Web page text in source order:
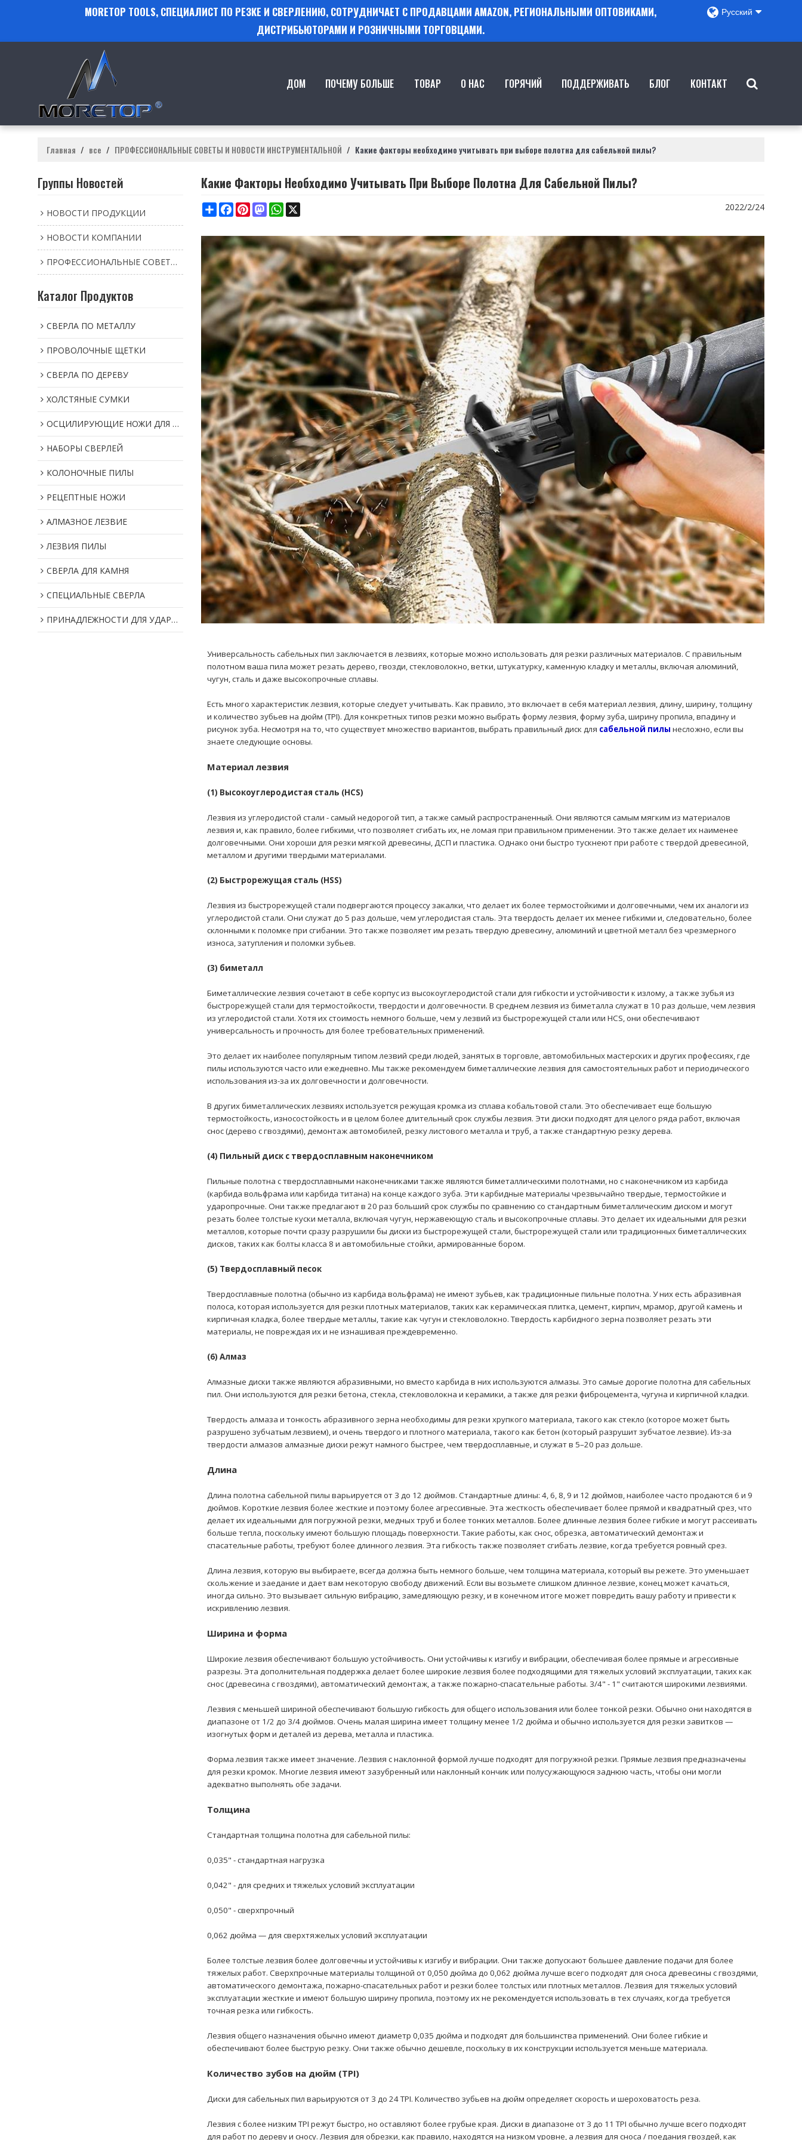
MORETOP TOOLS, СПЕЦИАЛИСТ ПО РЕЗКЕ И СВЕРЛЕНИЮ, СОТРУДНИЧАЕТ С ПРОДАВЦАМИ AMAZON, РЕГИОНАЛЬНЫМИ ОПТОВИКАМИ,
ДИСТРИБЬЮТОРАМИ И РОЗНИЧНЫМИ ТОРГОВЦАМИ.
Русский
ДОМ ПОЧЕМУ БОЛЬШЕ ТОВАР О НАС ГОРЯЧИЙ ПОДДЕРЖИВАТЬ БЛОГ КОНТАКТ
Главная / все / ПРОФЕССИОНАЛЬНЫЕ СОВЕТЫ И НОВОСТИ ИНСТРУМЕНТАЛЬНОЙ / Какие факторы необходимо учитывать при выборе полотна для сабельной пилы?
Группы Новостей
НОВОСТИ ПРОДУКЦИИ
НОВОСТИ КОМПАНИИ
ПРОФЕССИОНАЛЬНЫЕ СОВЕТЫ И НОВОСТИ ИНСТРУМЕНТАЛЬНОЙ
Каталог Продуктов
СВЕРЛА ПО МЕТАЛЛУ
ПРОВОЛОЧНЫЕ ЩЕТКИ
СВЕРЛА ПО ДЕРЕВУ
ХОЛСТЯНЫЕ СУМКИ
ОСЦИЛИРУЮЩИЕ НОЖИ ДЛЯ МУЛЬТИИНСТРУМЕНТОВ
НАБОРЫ СВЕРЛЕЙ
КОЛОНОЧНЫЕ ПИЛЫ
РЕЦЕПТНЫЕ НОЖИ
АЛМАЗНОЕ ЛЕЗВИЕ
ЛЕЗВИЯ ПИЛЫ
СВЕРЛА ДЛЯ КАМНЯ
СПЕЦИАЛЬНЫЕ СВЕРЛА
ПРИНАДЛЕЖНОСТИ ДЛЯ УДАРНОГО ИНСТРУМЕНТА
Какие Факторы Необходимо Учитывать При Выборе Полотна Для Сабельной Пилы?
ShareFacebook
PinterestMastodonWhatsApp
X 2022/2/24
Универсальность сабельных пил заключается в лезвиях, которые можно использовать для резки различных материалов. С правильным
полотном ваша пила может резать дерево, гвозди, стекловолокно, ветки, штукатурку, каменную кладку и металлы, включая алюминий,
чугун, сталь и даже высокопрочные сплавы.
Есть много характеристик лезвия, которые следует учитывать. Как правило, это включает в себя материал лезвия, длину, ширину, толщину
и количество зубьев на дюйм (TPI). Для конкретных типов резки можно выбрать форму лезвия, форму зуба, ширину пропила, впадину и
рисунок зуба. Несмотря на то, что существует множество вариантов, выбрать правильный диск для сабельной пилы несложно, если вы
знаете следующие основы.
Материал лезвия
(1) Высокоуглеродистая сталь (HCS)
Лезвия из углеродистой стали - самый недорогой тип, а также самый распространенный. Они являются самым мягким из материалов
лезвия и, как правило, более гибкими, что позволяет сгибать их, не ломая при правильном применении. Это также делает их наименее
долговечными. Они хороши для резки мягкой древесины, ДСП и пластика. Однако они быстро тускнеют при работе с твердой древесиной,
металлом и другими твердыми материалами.
(2) Быстрорежущая сталь (HSS)
Лезвия из быстрорежущей стали подвергаются процессу закалки, что делает их более термостойкими и долговечными, чем их аналоги из
углеродистой стали. Они служат до 5 раз дольше, чем углеродистая сталь. Эта твердость делает их менее гибкими и, следовательно, более
склонными к поломке при сгибании. Это также позволяет им резать твердую древесину, алюминий и цветной металл без чрезмерного
износа, затупления и поломки зубьев.
(3) биметалл
Биметаллические лезвия сочетают в себе корпус из высокоуглеродистой стали для гибкости и устойчивости к излому, а также зубья из
быстрорежущей стали для термостойкости, твердости и долговечности. В среднем лезвия из биметалла служат в 10 раз дольше, чем лезвия
из углеродистой стали. Хотя их стоимость немного больше, чем у лезвий из быстрорежущей стали или HCS, они обеспечивают
универсальность и прочность для более требовательных применений.
Это делает их наиболее популярным типом лезвий среди людей, занятых в торговле, автомобильных мастерских и других профессиях, где
пилы используются часто или ежедневно. Мы также рекомендуем биметаллические лезвия для самостоятельных работ и периодического
использования из-за их долговечности и долговечности.
В других биметаллических лезвиях используется режущая кромка из сплава кобальтовой стали. Это обеспечивает еще большую
термостойкость, износостойкость и в целом более длительный срок службы лезвия. Эти диски подходят для целого ряда работ, включая
снос (дерево с гвоздями), демонтаж автомобилей, резку листового металла и труб, а также стандартную резку дерева.
(4) Пильный диск с твердосплавным наконечником
Пильные полотна с твердосплавными наконечниками также являются биметаллическими полотнами, но с наконечником из карбида
(карбида вольфрама или карбида титана) на конце каждого зуба. Эти карбидные материалы чрезвычайно твердые, термостойкие и
ударопрочные. Они также предлагают в 20 раз больший срок службы по сравнению со стандартным биметаллическим диском и могут
резать более толстые куски металла, включая чугун, нержавеющую сталь и высокопрочные сплавы. Это делает их идеальными для резки
металлов, которые почти сразу разрушили бы диски из быстрорежущей стали, быстрорежущей стали или традиционных биметаллических
дисков, таких как болты класса 8 и автомобильные стойки, армированные бором.
(5) Твердосплавный песок
Твердосплавные полотна (обычно из карбида вольфрама) не имеют зубьев, как традиционные пильные полотна. У них есть абразивная
полоса, которая используется для резки плотных материалов, таких как керамическая плитка, цемент, кирпич, мрамор, другой камень и
кирпичная кладка, более твердые металлы, такие как чугун и стекловолокно. Твердость карбидного зерна позволяет резать эти
материалы, не повреждая их и не изнашивая преждевременно.
(6) Алмаз
Алмазные диски также являются абразивными, но вместо карбида в них используются алмазы. Это самые дорогие полотна для сабельных
пил. Они используются для резки бетона, стекла, стекловолокна и керамики, а также для резки фиброцемента, чугуна и кирпичной кладки.
Твердость алмаза и тонкость абразивного зерна необходимы для резки хрупкого материала, такого как стекло (которое может быть
разрушено зубчатым лезвием), и очень твердого и плотного материала, такого как бетон (который разрушит зубчатое лезвие). Из-за
твердости алмазов алмазные диски режут намного быстрее, чем твердосплавные, и служат в 5–20 раз дольше.
Длина
Длина полотна сабельной пилы варьируется от 3 до 12 дюймов. Стандартные длины: 4, 6, 8, 9 и 12 дюймов, наиболее часто продаются 6 и 9
дюймов. Короткие лезвия более жесткие и поэтому более агрессивные. Эта жесткость обеспечивает более прямой и квадратный срез, что
делает их идеальными для погружной резки, медных труб и более тонких металлов. Более длинные лезвия более гибкие и могут рассеивать
больше тепла, поскольку имеют большую площадь поверхности. Такие работы, как снос, обрезка, автоматический демонтаж и
спасательные работы, требуют более длинного лезвия. Эта гибкость также позволяет сгибать лезвие, когда требуется ровный срез.
Длина лезвия, которую вы выбираете, всегда должна быть немного больше, чем толщина материала, который вы режете. Это уменьшает
скольжение и заедание и дает вам некоторую свободу движений. Если вы возьмете слишком длинное лезвие, конец может качаться,
иногда сильно. Это вызывает сильную вибрацию, замедляющую резку, и в конечном итоге может повредить вашу работу и привести к
искривлению лезвия.
Ширина и форма
Широкие лезвия обеспечивают большую устойчивость. Они устойчивы к изгибу и вибрации, обеспечивая более прямые и агрессивные
разрезы. Эта дополнительная поддержка делает более широкие лезвия более подходящими для тяжелых условий эксплуатации, таких как
снос (древесина с гвоздями), автоматический демонтаж, а также пожарно-спасательные работы. 3/4" - 1" считаются широкими лезвиями.
Лезвия с меньшей шириной обеспечивают большую гибкость для общего использования или более тонкой резки. Обычно они находятся в
диапазоне от 1/2 до 3/4 дюймов. Очень малая ширина имеет толщину менее 1/2 дюйма и обычно используется для резки завитков —
изогнутых форм и деталей из дерева, металла и пластика.
Форма лезвия также имеет значение. Лезвия с наклонной формой лучше подходят для погружной резки. Прямые лезвия предназначены
для резки кромок. Многие лезвия имеют зазубренный или наклонный кончик или полусужающуюся заднюю часть, чтобы они могли
адекватно выполнять обе задачи.
Толщина
Стандартная толщина полотна для сабельной пилы:
0,035" - стандартная нагрузка
0,042" - для средних и тяжелых условий эксплуатации
0,050" - сверхпрочный
0,062 дюйма — для сверхтяжелых условий эксплуатации
Более толстые лезвия более долговечны и устойчивы к изгибу и вибрации. Они также допускают большее давление подачи для более
тяжелых работ. Сверхпрочные материалы толщиной от 0,050 дюйма до 0,062 дюйма лучше всего подходят для сноса древесины с гвоздями,
автоматического демонтажа, пожарно-спасательных работ и резки более толстых или плотных металлов. Лезвия для тяжелых условий
эксплуатации жесткие и имеют большую ширину пропила, поэтому их не рекомендуется использовать в тех случаях, когда требуется
точная резка или гибкость.
Лезвия общего назначения обычно имеют диаметр 0,035 дюйма и подходят для большинства применений. Они более гибкие и
обеспечивают более быструю резку. Они также обычно дешевле, поскольку в их конструкции используется меньше материала.
Количество зубов на дюйм (TPI)
Диски для сабельных пил варьируются от 3 до 24 TPI. Количество зубьев на дюйм определяет скорость и шероховатость реза.
Лезвия с более низким TPI режут быстро, но оставляют более грубые края. Диски в диапазоне от 3 до 11 TPI обычно лучше всего подходят
для работ по дереву и сносу. Лезвия для обрезки, как правило, находятся на низком уровне, а лезвия для сноса / поедания гвоздей, как